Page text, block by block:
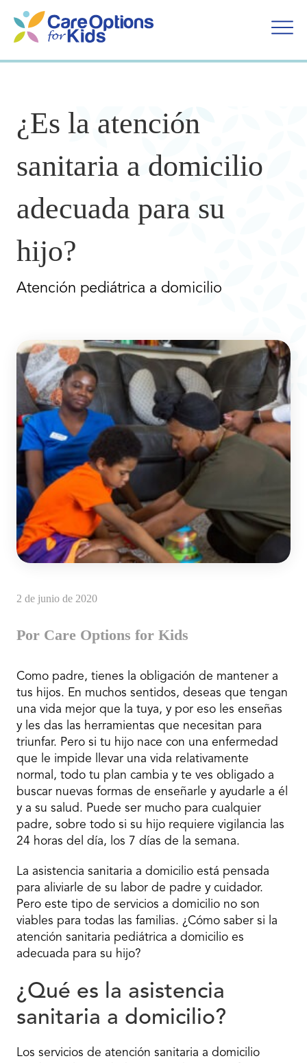
contenido
¿Es la atención
sanitaria a domicilio
adecuada para su
hijo?
Atención pediátrica a domicilio
2 de junio de 2020
Por Care Options for Kids
Como padre, tienes la obligación de mantener a
tus hijos. En muchos sentidos, deseas que tengan
una vida mejor que la tuya, y por eso les enseñas
y les das las herramientas que necesitan para
triunfar. Pero si tu hijo nace con una enfermedad
que le impide llevar una vida relativamente
normal, todo tu plan cambia y te ves obligado a
buscar nuevas formas de enseñarle y ayudarle a él
y a su salud. Puede ser mucho para cualquier
padre, sobre todo si su hijo requiere vigilancia las
24 horas del día, los 7 días de la semana.
La asistencia sanitaria a domicilio está pensada
para aliviarle de su labor de padre y cuidador.
Pero este tipo de servicios a domicilio no son
viables para todas las familias. ¿Cómo saber si la
atención sanitaria pediátrica a domicilio es
adecuada para su hijo?
¿Qué es la asistencia
sanitaria a domicilio?
Los servicios de atención sanitaria a domicilio